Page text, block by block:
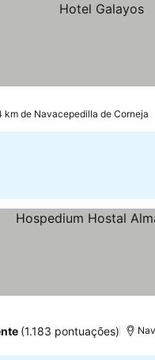
km de Navacepedilla de Corneja
(1.183 pontuações)